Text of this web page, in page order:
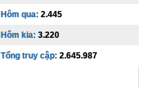
Hôm qua: 2.445
Hôm kia: 3.220
Tổng truy cập: 2.645.987